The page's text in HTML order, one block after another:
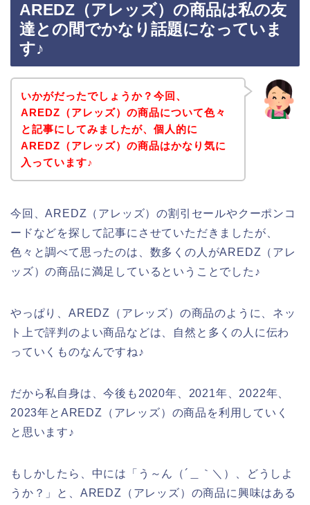
AREDZ（アレッズ）の商品は私の友
達との間でかなり話題になっていま
す♪
いかがだったでしょうか？今回、
AREDZ（アレッズ）の商品について色々
と記事にしてみましたが、個人的に
AREDZ（アレッズ）の商品はかなり気に
入っています♪
今回、AREDZ（アレッズ）の割引セールやクーポンコ
ードなどを探して記事にさせていただきましたが、
色々と調べて思ったのは、数多くの人がAREDZ（アレ
ッズ）の商品に満足しているということでした♪
やっぱり、AREDZ（アレッズ）の商品のように、ネッ
ト上で評判のよい商品などは、自然と多くの人に伝わ
っていくものなんですね♪
だから私自身は、今後も2020年、2021年、2022年、
2023年とAREDZ（アレッズ）の商品を利用していく
と思います♪
もしかしたら、中には「う～ん（´＿｀＼）、どうしよ
うか？」と、AREDZ（アレッズ）の商品に興味はある